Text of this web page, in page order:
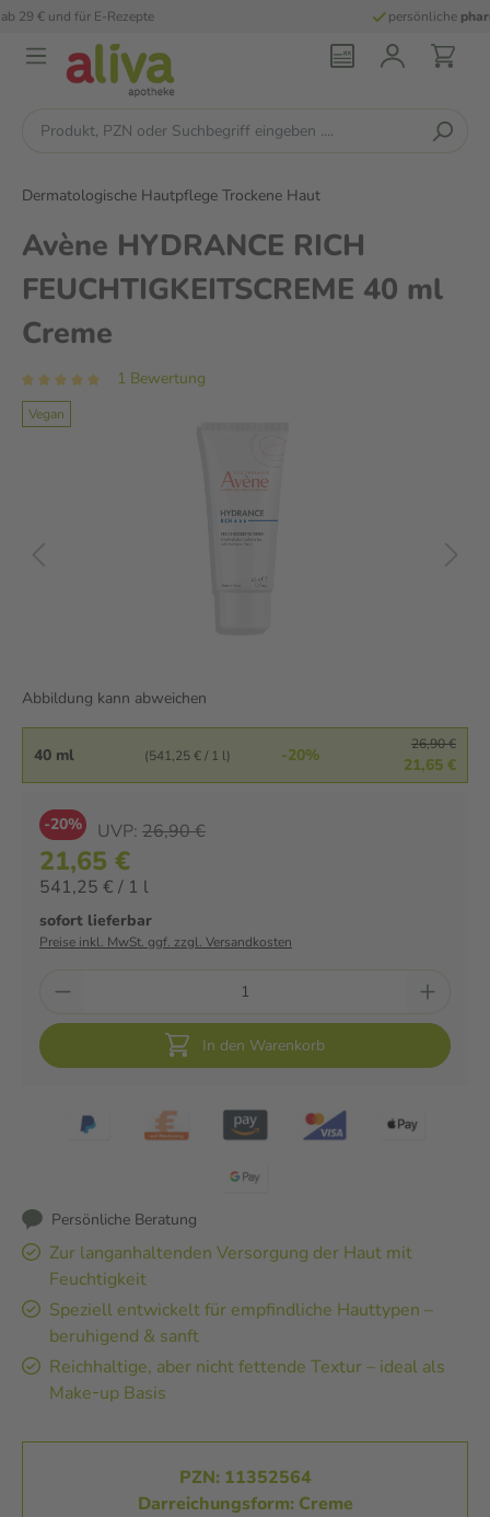
pharmazeutische Beratung
Dermatologische Hautpflege Trockene Haut
Avène HYDRANCE RICH
FEUCHTIGKEITSCREME 40 ml
Creme
1 Bewertung
Vegan
Abbildung kann abweichen
40 ml (541,25 € / 1 l) -20%
26,90 €
21,65 €
-20% UVP: 26,90 €
21,65 €
541,25 € / 1 l
sofort lieferbar
Preise inkl. MwSt. ggf. zzgl. Versandkosten
In den Warenkorb
Persönliche Beratung
Zur langanhaltenden Versorgung der Haut mit
Feuchtigkeit
Speziell entwickelt für empfindliche Hauttypen –
beruhigend & sanft
Reichhaltige, aber nicht fettende Textur – ideal als
Make‑up Basis
PZN: 11352564
Darreichungsform: Creme